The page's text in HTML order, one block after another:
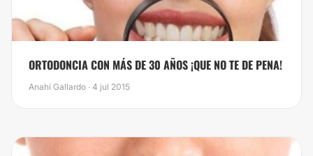
ORTODONCIA CON MÁS DE 30 AÑOS ¡QUE NO TE DE PENA!
Anahí Gallardo · 4 jul 2015